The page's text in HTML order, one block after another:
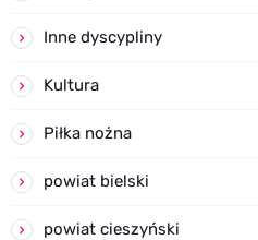
Inne dyscypliny
Kultura
Piłka nożna
powiat bielski
powiat cieszyński